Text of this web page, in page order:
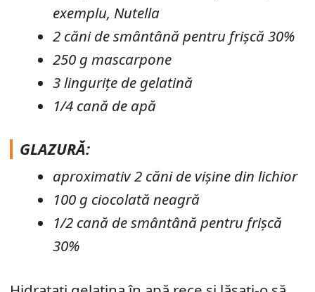
exemplu, Nutella
2 căni de smântână pentru frișcă 30%
250 g mascarpone
3 lingurițe de gelatină
1/4 cană de apă
GLAZURĂ:
aproximativ 2 căni de vișine din lichior
100 g ciocolată neagră
1/2 cană de smântână pentru frișcă
30%